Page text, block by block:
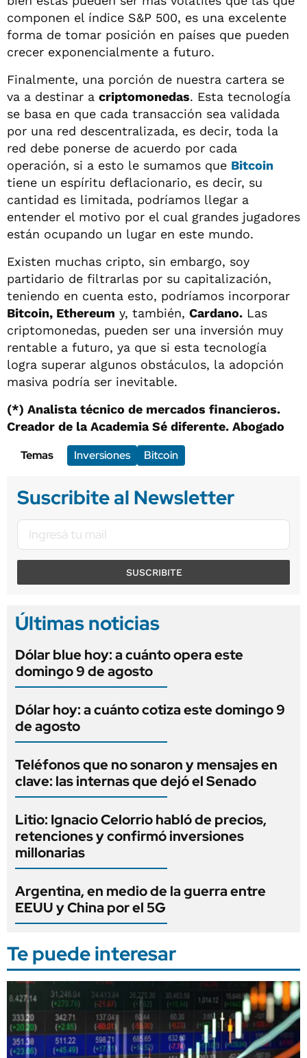
componen el índice S&P 500, es una excelente
forma de tomar posición en países que pueden
crecer exponencialmente a futuro.
Finalmente, una porción de nuestra cartera se
va a destinar a criptomonedas. Esta tecnología
se basa en que cada transacción sea validada
por una red descentralizada, es decir, toda la
red debe ponerse de acuerdo por cada
operación, si a esto le sumamos que Bitcoin
tiene un espíritu deflacionario, es decir, su
cantidad es limitada, podríamos llegar a
entender el motivo por el cual grandes jugadores
están ocupando un lugar en este mundo.
Existen muchas cripto, sin embargo, soy
partidario de filtrarlas por su capitalización,
teniendo en cuenta esto, podríamos incorporar
Bitcoin, Ethereum y, también, Cardano. Las
criptomonedas, pueden ser una inversión muy
rentable a futuro, ya que si esta tecnología
logra superar algunos obstáculos, la adopción
masiva podría ser inevitable.
(*) Analista técnico de mercados financieros.
Creador de la Academia Sé diferente. Abogado
Temas
Inversiones Bitcoin
Suscribite al Newsletter
SUSCRIBITE
Últimas noticias
Dólar blue hoy: a cuánto opera este
domingo 9 de agosto
Dólar hoy: a cuánto cotiza este domingo 9
de agosto
Teléfonos que no sonaron y mensajes en
clave: las internas que dejó el Senado
Litio: Ignacio Celorrio habló de precios,
retenciones y confirmó inversiones
millonarias
Argentina, en medio de la guerra entre
EEUU y China por el 5G
Te puede interesar